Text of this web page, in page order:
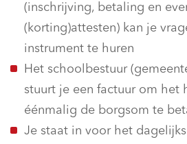
(inschrijving, betaling en
(korting)attesten) kan je
instrument te huren
Het schoolbestuur
stuurt je een factuur om het
éénmalig de borgsom te
Je staat in voor het